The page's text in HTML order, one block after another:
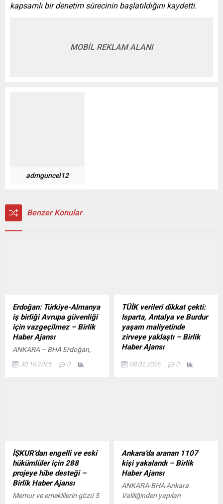
kapsamlı bir denetim sürecinin başlatıldığını kaydetti.
MOBİL REKLAM ALANI
admguncel12
Benzer Konular
Erdoğan: Türkiye-Almanya
iş birliği Avrupa güvenliği
için vazgeçilmez – Birlik
Haber Ajansı
ANKARA – BHA Erdoğan,
Türkiye’ye gerçekleştirdiği ilk
Türkiye’nin Avrupa Birliği’ne
tam üyelik sürecine değinen
Erdoğan, “Türkiye’nin kararlı
iradesi Avrupa Birliği
nezdinde hak ettiği karşılığı
bulursa...
30.10.2025 0
TÜİK verileri dikkat çekti:
Isparta, Antalya ve Burdur
yaşam maliyetinde
zirveye yaklaştı – Birlik
Haber Ajansı
İstatistik Kurumu (TÜİK)
Burdur’un yer aldığı bölge,
Türkiye ortalamasının
üzerine çıkarak en pahalı
şehirler arasında yer aldı. Bu
şehirlerde ne pahalı?
Bölgedeki yüksek...
08.02.2026 0
İŞKUR’dan engelli ve eski
hükümlüler için 288
projeye hibe desteği –
Birlik Haber Ajansı
Memur ve emeklilerin gözü 5
Ankara’da aranan 1107
kişi yakalandı – Birlik
Haber Ajansı
ANKARA-BHA Ankara
Valiliğinden yapılan